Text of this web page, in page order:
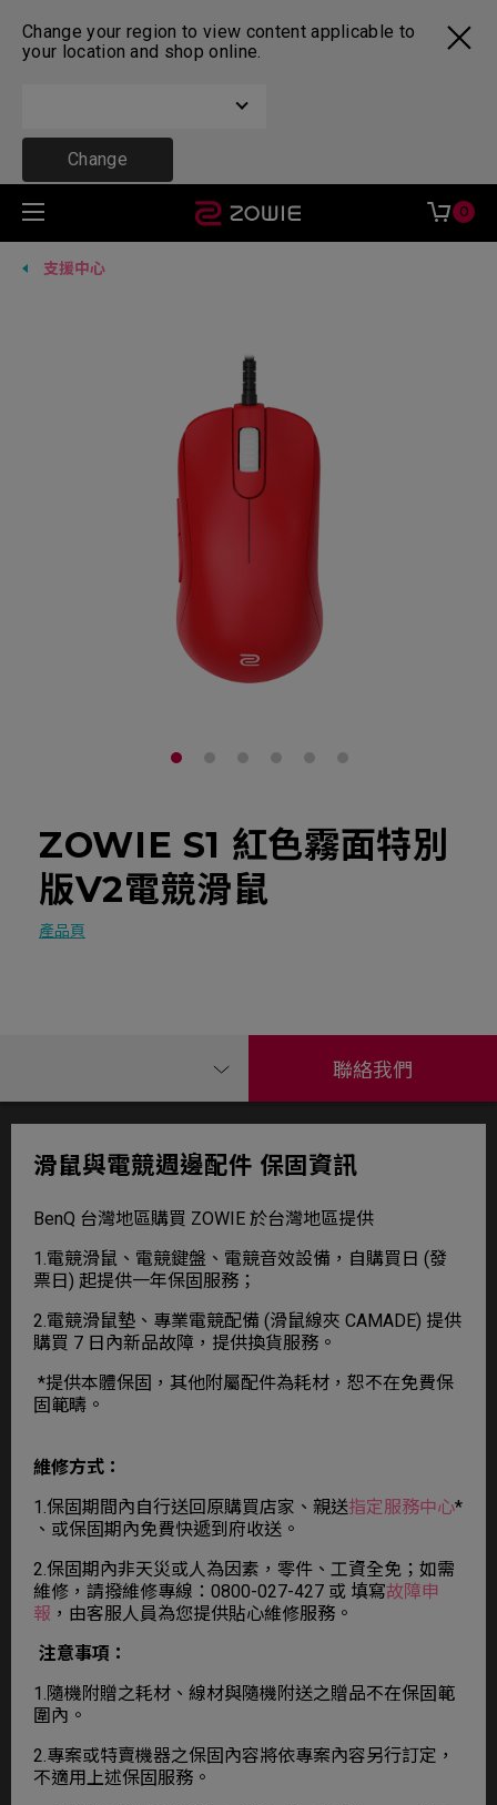
Change your region to view content applicable to
your location and shop online.
Change
0
支援中心
ZOWIE S1 紅色霧面特別
版V2電競滑鼠
產品頁
聯絡我們
滑鼠與電競週邊配件 保固資訊
BenQ 台灣地區購買 ZOWIE 於台灣地區提供
1.電競滑鼠、電競鍵盤、電競音效設備，自購買日 (發
票日) 起提供一年保固服務；
2.電競滑鼠墊、專業電競配備 (滑鼠線夾 CAMADE) 提供
購買 7 日內新品故障，提供換貨服務。
*提供本體保固，其他附屬配件為耗材，恕不在免費保
固範疇。
維修方式：
1.保固期間內自行送回原購買店家、親送指定服務中心*
、或保固期內免費快遞到府收送。
2.保固期內非天災或人為因素，零件、工資全免； 如需
維修，請撥維修專線：0800-027-427 或 填寫故障申
報 ，由客服人員為您提供貼心維修服務。
注意事項：
1.隨機附贈之耗材、線材與隨機附送之贈品不在保固範
圍內。
2.專案或特賣機器之保固內容將依專案內容另行訂定，
不適用上述保固服務。